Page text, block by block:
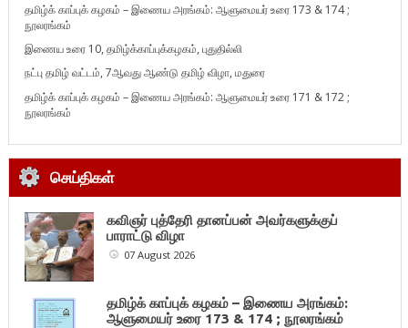
தமிழ்க் காப்புக் கழகம் – இணைய அரங்கம்: ஆளுமையர் உரை 173 & 174 ;
நூலரங்கம்
இணைய உரை 10, தமிழ்க்காப்புக்கழகம், புதுதில்லி
நட்பு தமிழ் வட்டம், 7ஆவது ஆண்டு தமிழ் விழா, மதுரை
தமிழ்க் காப்புக் கழகம் – இணைய அரங்கம்: ஆளுமையர் உரை 171 & 172 ;
நூலரங்கம்
செய்திகள்
கவிஞர் புத்தேரி தானப்பன் அவர்களுக்குப்
பாராட்டு விழா
07 August 2026
தமிழ்க் காப்புக் கழகம் – இணைய அரங்கம்:
ஆளுமையர் உரை 173 & 174 ; நூலரங்கம்